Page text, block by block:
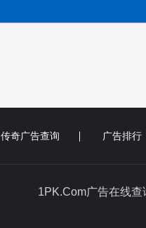
传奇广告查询 广告排行
1PK.Com广告在